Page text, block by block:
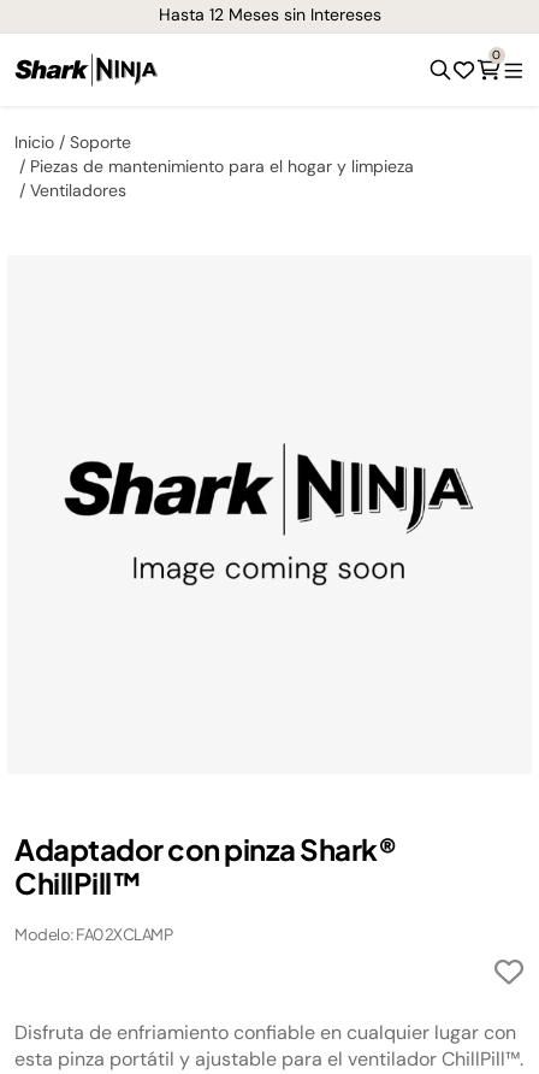
Hasta 12 Meses sin Intereses
0
Inicio
Soporte
Piezas de mantenimiento para el hogar y limpieza
Ventiladores
Adaptador con pinza Shark®
ChillPill™
Modelo: FA02XCLAMP
Disfruta de enfriamiento confiable en cualquier lugar con
esta pinza portátil y ajustable para el ventilador ChillPill™.